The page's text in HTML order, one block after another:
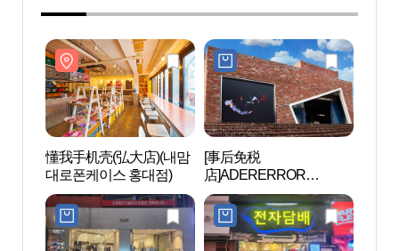
懂我手机壳(弘大店)(내맘
대로폰케이스 홍대점)
[事后免税
店]ADERERROR
Hongdae Space(아더에러
홍대 스페이스)